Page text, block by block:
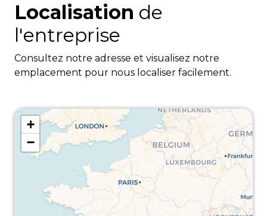
Localisation de
l'entreprise
Consultez notre adresse et visualisez notre
emplacement pour nous localiser facilement.
+
−